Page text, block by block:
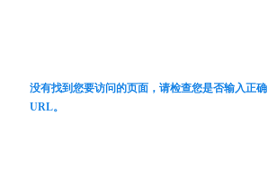
没有找到您要访问的页面，请检查您是否输入正确
URL。